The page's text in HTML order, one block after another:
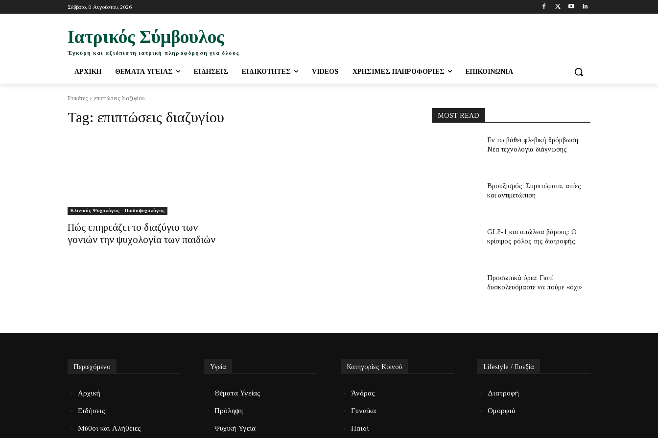
Σάββατο, 8 Αυγούστου, 2026
Ιατρικός Σύμβουλος
Έγκυρη και αξιόπιστη ιατρική πληροφόρηση για όλους
ΑΡΧΙΚΉ ΘΈΜΑΤΑ ΥΓΕΊΑΣ ΕΙΔΉΣΕΙΣ ΕΙΔΙΚΌΤΗΤΕΣ VIDEOS ΧΡΉΣΙΜΕΣ ΠΛΗΡΟΦΟΡΊΕΣ ΕΠΙΚΟΙΝΩΝΊΑ
Ετικέτες επιπτώσεις διαζυγίου
Tag: επιπτώσεις διαζυγίου
Κλινικός Ψυχολόγος – Παιδοψυχολόγος
Πώς επηρεάζει το διαζύγιο των
γονιών την ψυχολογία των παιδιών
MOST READ
Εν τω βάθει φλεβική θρόμβωση:
Νέα τεχνολογία διάγνωσης
Βρουξισμός: Συμπτώματα, αιτίες
και αντιμετώπιση
GLP-1 και απώλεια βάρους: Ο
κρίσιμος ρόλος της διατροφής
Προσωπικά όρια: Γιατί
δυσκολευόμαστε να πούμε «όχι»
Περιεχόμενο
Αρχική
Ειδήσεις
Μύθοι και Αλήθειες
Υγεία
Θέματα Υγείας
Πρόληψη
Ψυχική Υγεία
Κατηγορίες Κοινού
Άνδρας
Γυναίκα
Παιδί
Lifestyle / Ευεξία
Διατροφή
Ομορφιά